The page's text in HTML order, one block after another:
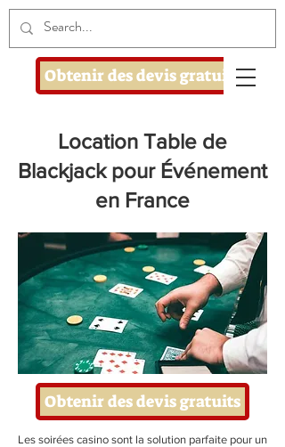
Obtenir des devis gratuits
Location Table de
Blackjack pour Événement
en France
Obtenir des devis gratuits
Les soirées casino sont la solution parfaite pour un